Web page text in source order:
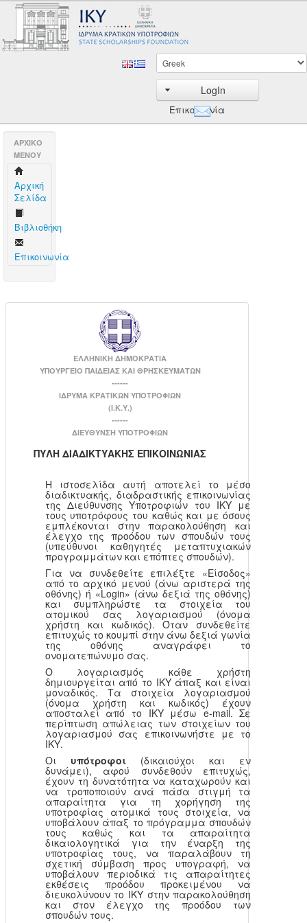
LogIn
Επικοινωνία
AΡΧΙΚΟ
ΜΕΝΟΥ
Aρχική
Σελίδα
Βιβλιοθήκη
Επικοινωνία
ΕΛΛΗΝΙΚΗ ΔΗΜΟΚΡΑΤΙΑ
ΥΠΟΥΡΓΕΙΟ ΠΑΙΔΕΙΑΣ ΚΑΙ ΘΡΗΣΚΕΥΜΑΤΩΝ
------
ΙΔΡΥΜΑ ΚΡΑΤΙΚΩΝ ΥΠΟΤΡΟΦΙΩΝ
(Ι.Κ.Υ.)
------
ΔΙΕΥΘΥΝΣΗ ΥΠΟΤΡΟΦΙΩΝ
ΠΥΛΗ ΔΙΑΔΙΚΤΥΑΚΗΣ ΕΠΙΚΟΙΝΩΝΙΑΣ
Η ιστοσελίδα αυτή αποτελεί το μέσο
διαδικτυακής, διαδραστικής επικοινωνίας
της Διεύθυνσης Υποτροφιών του ΙΚΥ με
τους υποτρόφους του καθώς και με όσους
εμπλέκονται στην παρακολούθηση και
έλεγχο της προόδου των σπουδών τους
(υπεύθυνοι καθηγητές μεταπτυχιακών
προγραμμάτων και επόπτες σπουδών).
Για να συνδεθείτε επιλέξτε «Είσοδος»
από το αρχικό μενού (άνω αριστερά της
οθόνης) ή «Login» (άνω δεξιά της οθόνης)
και συμπληρώστε τα στοιχεία του
ατομικού σας λογαριασμού (όνομα
χρήστη και κωδικός). Όταν συνδεθείτε
επιτυχώς το κουμπί στην άνω δεξιά γωνία
της οθόνης αναγράφει το
ονοματεπώνυμο σας.
Ο λογαριασμός κάθε χρήστη
δημιουργείται από το ΙΚΥ άπαξ και είναι
μοναδικός. Τα στοιχεία λογαριασμού
(όνομα χρήστη και κωδικός) έχουν
αποσταλεί από το ΙΚΥ μέσω e-mail. Σε
περίπτωση απώλειας των στοιχείων του
λογαριασμού σας επικοινωνήστε με το
ΙΚΥ.
Οι υπότροφοι(δικαιούχοι και εν
δυνάμει), αφού συνδεθούν επιτυχώς,
έχουν τη δυνατότητα να καταχωρούν και
να τροποποιούν ανά πάσα στιγμή τα
απαραίτητα για τη χορήγηση της
υποτροφίας ατομικά τους στοιχεία, να
υποβάλουν άπαξ το πρόγραμμα σπουδών
τους καθώς και τα απαραίτητα
δικαιολογητικά για την έναρξη της
υποτροφίας τους, να παραλάβουν τη
σχετική σύμβαση προς υπογραφή, να
υποβάλουν περιοδικά τις απαραίτητες
εκθέσεις προόδου προκειμένου να
διευκολύνουν το ΙΚΥ στην παρακολούθηση
και στον έλεγχο της προόδου των
σπουδών τους.